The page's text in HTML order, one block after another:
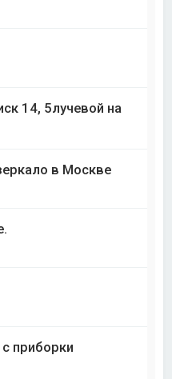
14, 5лучевой на
в Москве
приборки